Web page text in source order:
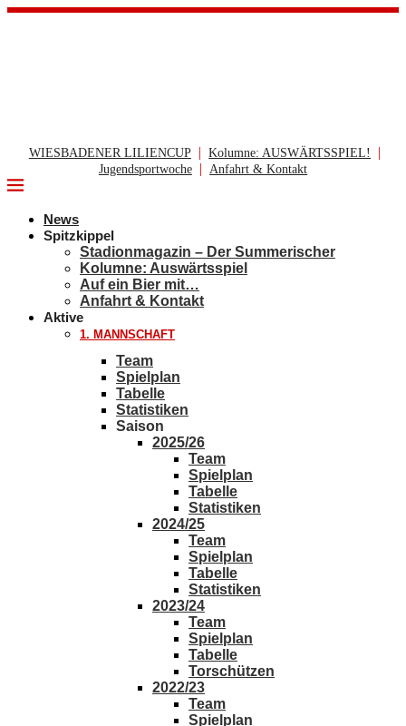
WIESBADENER LILIENCUP | Kolumne: AUSWÄRTSSPIEL! |
Jugendsportwoche | Anfahrt & Kontakt
News
Spitzkippel
Stadionmagazin – Der Summerischer
Kolumne: Auswärtsspiel
Auf ein Bier mit…
Anfahrt & Kontakt
Aktive
1. MANNSCHAFT
Team
Spielplan
Tabelle
Statistiken
Saison
2025/26
Team
Spielplan
Tabelle
Statistiken
2024/25
Team
Spielplan
Tabelle
Statistiken
2023/24
Team
Spielplan
Tabelle
Torschützen
2022/23
Team
Spielplan